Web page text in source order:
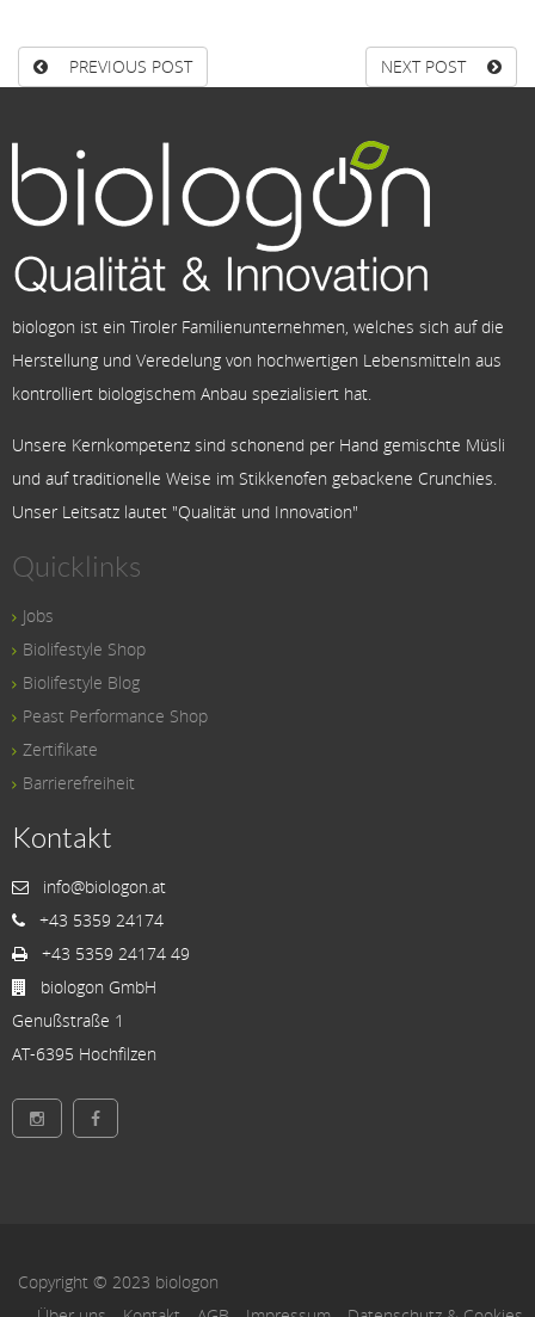
PREVIOUS POST NEXT POST
biologon ist ein Tiroler Familienunternehmen, welches sich auf die
Herstellung und Veredelung von hochwertigen Lebensmitteln aus
kontrolliert biologischem Anbau spezialisiert hat.
Unsere Kernkompetenz sind schonend per Hand gemischte Müsli
und auf traditionelle Weise im Stikkenofen gebackene Crunchies.
Unser Leitsatz lautet "Qualität und Innovation"
Quicklinks
Jobs
Biolifestyle Shop
Biolifestyle Blog
Peast Performance Shop
Zertifikate
Barrierefreiheit
Kontakt
info@biologon.at
+43 5359 24174
+43 5359 24174 49
biologon GmbH
Genußstraße 1
AT-6395 Hochfilzen
Copyright © 2023 biologon